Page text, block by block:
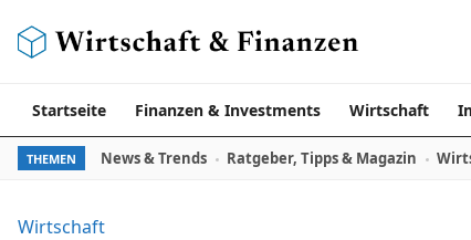
Startseite Finanzen & Investments Wirtschaft
THEMEN News & Trends Ratgeber, Tipps & Magazin
Wirtschaft